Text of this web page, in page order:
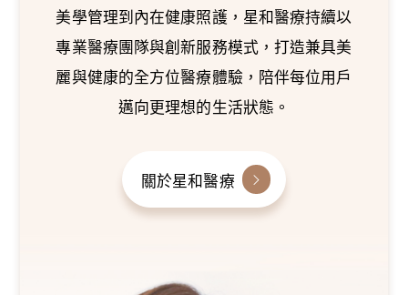
美學管理到內在健康照護，星和醫療持續以
專業醫療團隊與創新服務模式，打造兼具美
麗與健康的全方位醫療體驗，陪伴每位用戶
邁向更理想的生活狀態。
關於星和醫療